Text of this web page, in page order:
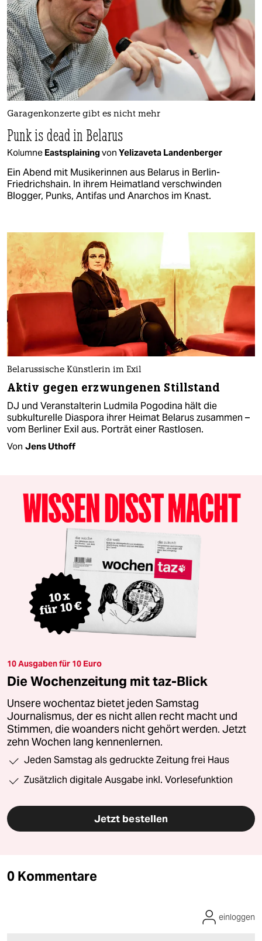
Garagenkonzerte gibt es nicht mehr
Punk is dead in Belarus
Kolumne Eastsplainingvon Yelizaveta Landenberger
Ein Abend mit Musikerinnen aus Belarus in Berlin-
Friedrichshain. In ihrem Heimatland verschwinden
Blogger, Punks, Antifas und Anarchos im Knast.
Belarussische Künstlerin im Exil
Aktiv gegen erzwungenen Stillstand
DJ und Veranstalterin Ludmila Pogodina hält die
subkulturelle Diaspora ihrer Heimat Belarus zusammen –
vom Berliner Exil aus. Porträt einer Rastlosen.
Von Jens Uthoff
10 Ausgaben für 10 Euro
Die Wochenzeitung mit taz-Blick
Unsere wochentaz bietet jeden Samstag
Journalismus, der es nicht allen recht macht und
Stimmen, die woanders nicht gehört werden. Jetzt
zehn Wochen lang kennenlernen.
Jeden Samstag als gedruckte Zeitung frei Haus
Zusätzlich digitale Ausgabe inkl. Vorlesefunktion
Jetzt bestellen
0 Kommentare
einloggen